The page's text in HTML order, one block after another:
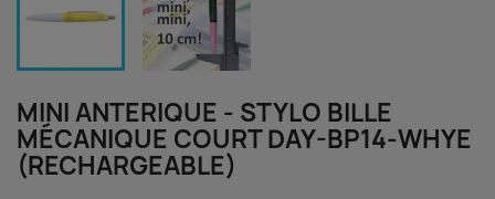
MINI ANTERIQUE - STYLO BILLE
MÉCANIQUE COURT DAY-BP14-WHYE
(RECHARGEABLE)